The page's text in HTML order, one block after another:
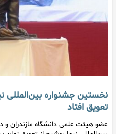
نخستین جشنواره بین‌المللی
تعویق افتاد
عضو هیئت علمی دانشگاه مازندران